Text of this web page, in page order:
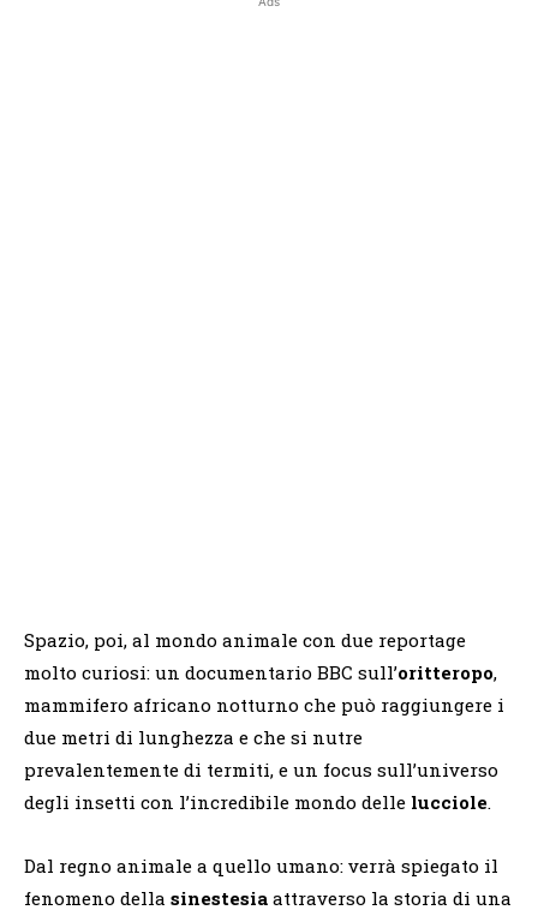
Spazio, poi, al mondo animale con due reportage
molto curiosi: un documentario BBC sull’oritteropo,
mammifero africano notturno che può raggiungere i
due metri di lunghezza e che si nutre
prevalentemente di termiti, e un focus sull’universo
degli insetti con l’incredibile mondo delle lucciole.
Dal regno animale a quello umano: verrà spiegato il
fenomeno della sinestesia attraverso la storia di una